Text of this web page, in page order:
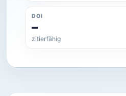
DOI
–
zitierfähig